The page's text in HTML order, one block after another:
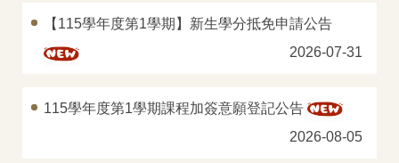
表單下載
校友專區
FAQs
【115學年度第1學期】新生學分抵免申請公告
2026-07-31
115學年度第1學期課程加簽意願登記公告
2026-08-05